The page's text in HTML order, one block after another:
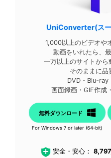
UniConverter(スー
1,000以上のビデオや
動画をいれたら、
一万以上のサイトから
そのままに品
DVD・Blu-ray
画面録画・GIF作成
無料ダウンロード
For Windows 7 or later (64-bit)
安全・安心：